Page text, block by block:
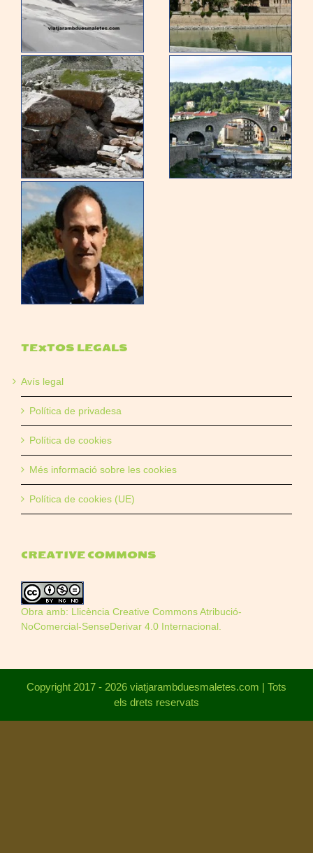
TEXTOS LEGALS
Avís legal
Política de privadesa
Política de cookies
Més informació sobre les cookies
Política de cookies (UE)
CREATIVE COMMONS
Obra amb: Llicència Creative Commons Atribució-
NoComercial-SenseDerivar 4.0 Internacional
Copyright 2017 - 2026 viatjarambduesmaletes.com | Tots
els drets reservats